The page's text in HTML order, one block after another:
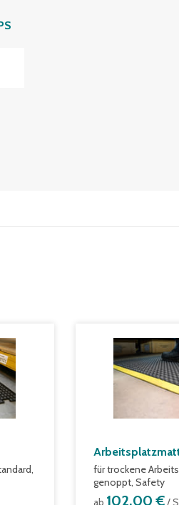
für trockene
genoppt, Safety
ab 102,00 €/